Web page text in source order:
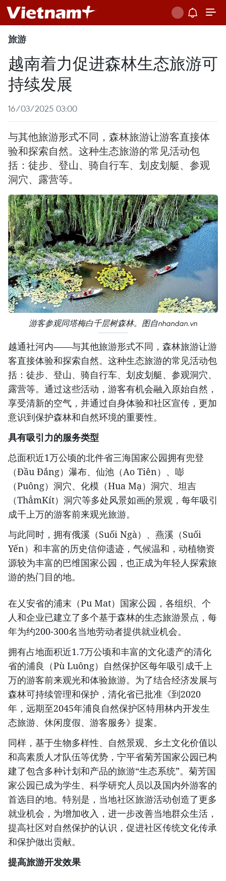
旅游
越南着力促进森林生态旅游可
持续发展
16/03/2025 03:00
与其他旅游形式不同，森林旅游让游客直接体
验和探索自然。这种生态旅游的常见活动包
括：徒步、登山、骑自行车、划皮划艇、参观
洞穴、露营等。
游客参观同塔梅白千层树森林。图自nhandan.vn
越通社河内——与其他旅游形式不同，森林旅游让游
客直接体验和探索自然。这种生态旅游的常见活动包
括：徒步、登山、骑自行车、划皮划艇、参观洞穴、
露营等。通过这些活动，游客有机会融入原始自然，
享受清新的空气，并通过自身体验和社区宣传，更加
意识到保护森林和自然环境的重要性。
具有吸引力的服务类型
总面积近1万公顷的北件省三海国家公园拥有兜登
（Ðầu Ðắng）瀑布、仙池（Ao Tiên）、嘭
（Puông）洞穴、化模（Hua Mạ）洞穴、坦吉
（ThẳmKít）洞穴等多处风景如画的景观，每年吸引
成千上万的游客前来观光旅游。
与此同时，拥有俄溪（Suối Ngà）、燕溪（Suối
Yến）和丰富的历史信仰遗迹，气候温和，动植物资
源较为丰富的巴维国家公园，也正成为年轻人探索旅
游的热门目的地。
在乂安省的浦末（Pu Mat）国家公园，各组织、个
人和企业已建立了多个基于森林的生态旅游景点，每
年为约200-300名当地劳动者提供就业机会。
拥有占地面积近1.7万公顷和丰富的文化遗产的清化
省的浦良（Pù Luông）自然保护区每年吸引成千上
万的游客前来观光和体验旅游。为了结合经济发展与
森林可持续管理和保护，清化省已批准《到2020
年，远期至2045年浦良自然保护区特用林内开发生
态旅游、休闲度假、游客服务》提案。
同样，基于生物多样性、自然景观、乡土文化价值以
和高素质人才队伍等优势，宁平省菊芳国家公园已构
建了包含多种计划和产品的旅游“生态系统”。菊芳国
家公园已成为学生、科学研究人员以及国内外游客的
首选目的地。特别是，当地社区旅游活动创造了更多
就业机会，为增加收入，进一步改善当地群众生活，
提高社区对自然保护的认识，促进社区传统文化传承
和保护做出贡献。
提高旅游开发效果